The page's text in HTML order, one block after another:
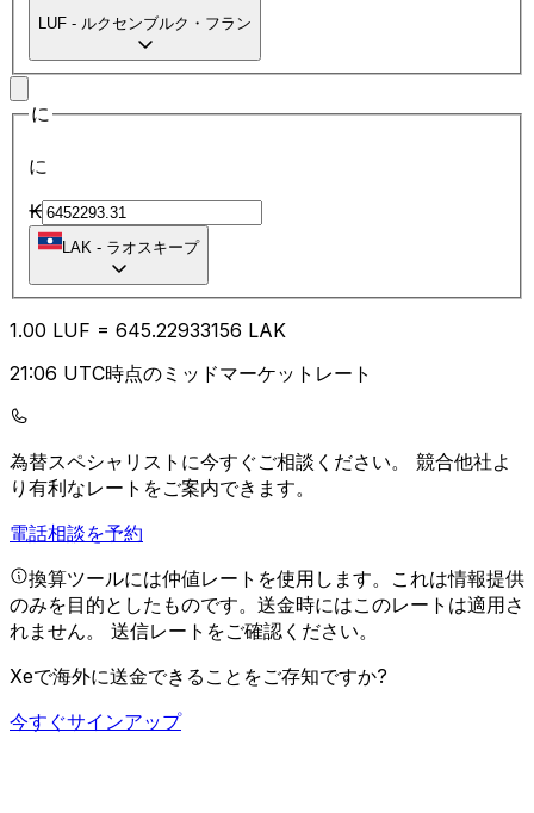
LUF - ルクセンブルク・フラン
に
に
₭
LAK - ラオスキープ
1.00 LUF = 645.22933156 LAK
21:06 UTC時点のミッドマーケットレート
為替スペシャリストに今すぐご相談ください。 競合他社よ
り有利なレートをご案内できます。
電話相談を予約
換算ツールには仲値レートを使用します。これは情報提供
のみを目的としたものです。送金時にはこのレートは適用さ
れません。 送信レートをご確認ください。
Xeで海外に送金できることをご存知ですか?
今すぐサインアップ